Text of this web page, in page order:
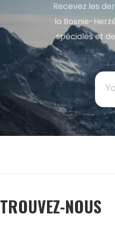
Recevez les
la Bosnie-
spéciales et
TROUVEZ-NOUS